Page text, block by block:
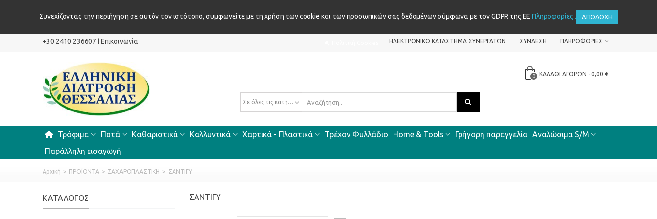
Συνεχίζοντας την περιήγηση σε αυτόν τον ιστότοπο, συμφωνείτε με τη χρήση των cookie και των προσωπικών σας δεδομένων σύμφωνα με τον GDPR της ΕΕ Πληροφορίες . ΑΠΟΔΟΧΉ
+30 2410 236607 Επικοινωνία ΠΛΗΡΟΦΟΡΊΕΣ
ΣΎΝΔΕΣΗ
ΗΛΕΚΤΡΟΝΙΚΌ ΚΑΤΆΣΤΗΜΑ ΣΥΝΕΡΓΑΤΏΝ
0 ΚΑΛΆΘΙ ΑΓΟΡΏΝ - 0,00 €
Σε όλες τις κατηγορίες
Τρόφιμα Ποτά Καθαριστικά Καλλυντικά Χαρτικά - Πλαστικά Τρέχον Φυλλάδιο Home & Tools Γρήγορη παραγγελία Αναλώσιμα S/M
Παράλληλη εισαγωγή
Αρχική > ΠΡΟΪΟΝΤΑ > ΖΑΧΑΡΟΠΛΑΣΤΙΚΗ > ΣΑΝΤΙΓΥ
ΚΑΤΆΛΟΓΟΣ ΣΑΝΤΙΓΥ